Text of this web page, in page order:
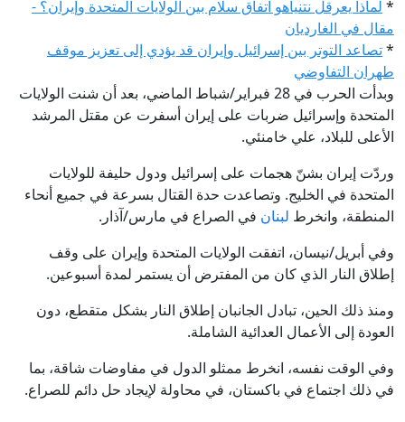
* لماذا يعرقل نتنياهو اتفاق سلام بين الولايات المتحدة وإيران؟ -
مقال في الغارديان
*تصاعد التوتر بين إسرائيل وإيران قد يؤدي إلى تعزيز موقف
طهران التفاوضي
وبدأت الحرب في 28 فبراير/شباط الماضي، بعد أن شنت الولايات
المتحدة وإسرائيل ضربات على إيران أسفرت عن مقتل المرشد
الأعلى للبلاد، علي خامنئي.
وردّت إيران بشنّ هجمات على إسرائيل ودول حليفة للولايات
المتحدة في الخليج. وتصاعدت حدة القتال بسرعة في جميع أنحاء
المنطقة، وانخرط لبنان في الصراع في مارس/آذار.
وفي أبريل/نيسان، اتفقت الولايات المتحدة وإيران على وقف
إطلاق النار الذي كان من المفترض أن يستمر لمدة أسبوعين.
ومنذ ذلك الحين، تبادل الجانبان إطلاق النار بشكل متقطع، دون
العودة إلى الأعمال العدائية الشاملة.
وفي الوقت نفسه، انخرط ممثلو الدول في مفاوضات شاقة، بما
في ذلك اجتماع في باكستان، في محاولة لإيجاد حل دائم للصراع.